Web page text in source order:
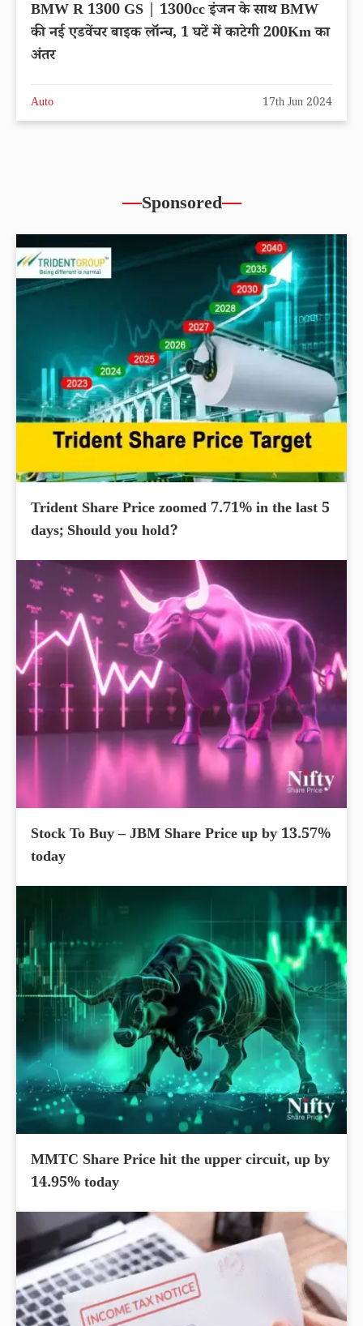
BMW R 1300 GS | 1300cc इंजन के साथ BMW
की नई एडवेंचर बाइक लॉन्च, 1 घटें में काटेगी 200Km का
अंतर
Auto 17th Jun 2024
Sponsored
Trident Share Price zoomed 7.71% in the last 5
days; Should you hold?
Stock To Buy – JBM Share Price up by 13.57%
today
MMTC Share Price hit the upper circuit, up by
14.95% today